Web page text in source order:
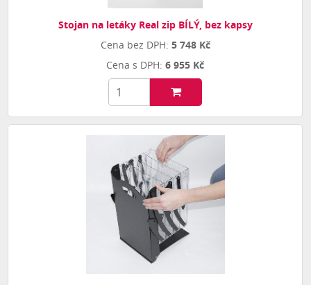
Stojan na letáky Real zip BÍLÝ, bez kapsy
5 748 Kč
6 955 Kč